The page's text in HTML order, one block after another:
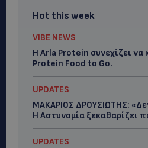
Hot this week
VIBE NEWS
Η Arla Protein συνεχίζει να
Protein Food to Go.
UPDATES
ΜΑΚΑΡΙΟΣ ΔΡΟΥΣΙΩΤΗΣ:
Η Αστυνομία ξεκαθαρίζει
UPDATES